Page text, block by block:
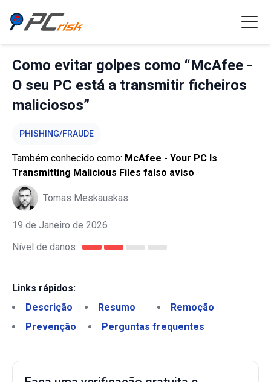
Como evitar golpes como “McAfee -
O seu PC está a transmitir ficheiros
maliciosos”
PHISHING/FRAUDE
Também conhecido como: McAfee - Your PC Is
Transmitting Malicious Files falso aviso
Tomas Meskauskas
19 de Janeiro de 2026
Nível de danos:
Links rápidos:
Descrição
Resumo
Remoção
Prevenção
Perguntas frequentes